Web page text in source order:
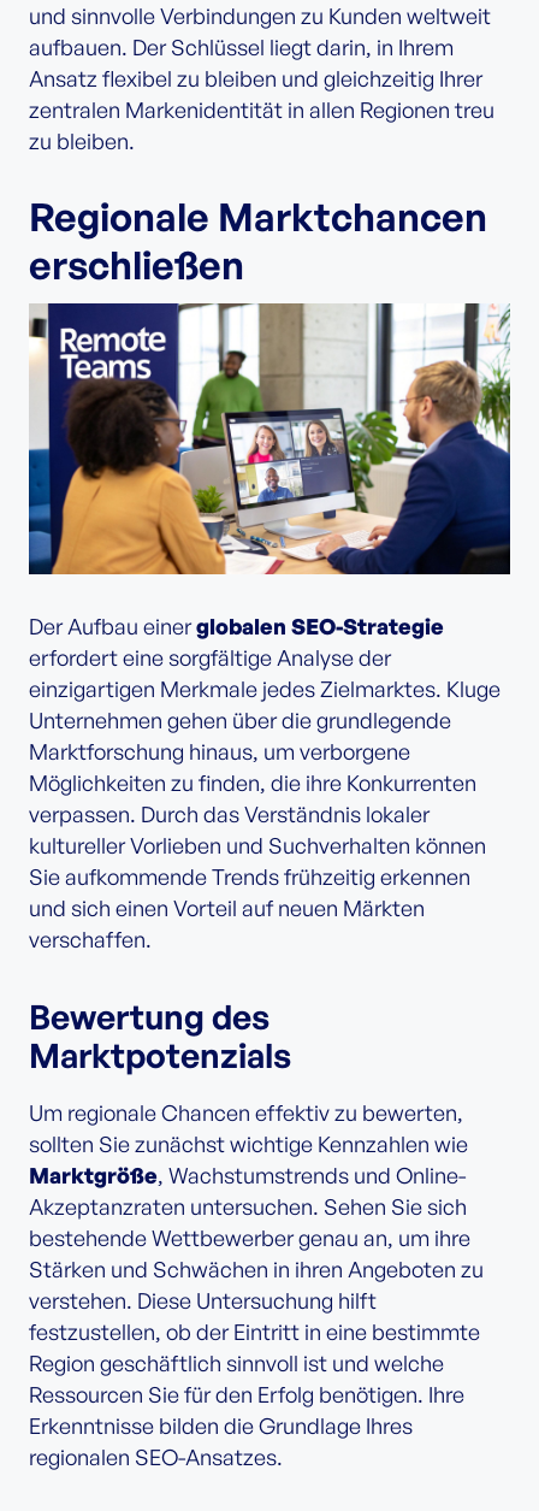
und sinnvolle Verbindungen zu Kunden weltweit
aufbauen. Der Schlüssel liegt darin, in Ihrem
Ansatz flexibel zu bleiben und gleichzeitig Ihrer
zentralen Markenidentität in allen Regionen treu
zu bleiben.
Regionale Marktchancen
erschließen
Der Aufbau einerglobalen SEO-Strategie
erfordert eine sorgfältige Analyse der
einzigartigen Merkmale jedes Zielmarktes. Kluge
Unternehmen gehen über die grundlegende
Marktforschung hinaus, um verborgene
Möglichkeiten zu finden, die ihre Konkurrenten
verpassen. Durch das Verständnis lokaler
kultureller Vorlieben und Suchverhalten können
Sie aufkommende Trends frühzeitig erkennen
und sich einen Vorteil auf neuen Märkten
verschaffen.
Bewertung des
Marktpotenzials
Um regionale Chancen effektiv zu bewerten,
sollten Sie zunächst wichtige Kennzahlen wie
Marktgröße, Wachstumstrends und Online-
Akzeptanzraten untersuchen. Sehen Sie sich
bestehende Wettbewerber genau an, um ihre
Stärken und Schwächen in ihren Angeboten zu
verstehen. Diese Untersuchung hilft
festzustellen, ob der Eintritt in eine bestimmte
Region geschäftlich sinnvoll ist und welche
Ressourcen Sie für den Erfolg benötigen. Ihre
Erkenntnisse bilden die Grundlage Ihres
regionalen SEO-Ansatzes.